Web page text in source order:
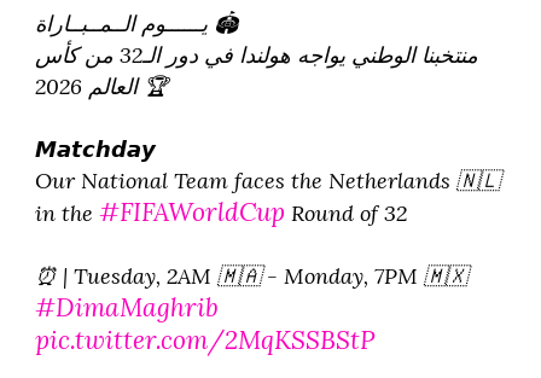
يــــــوم الــمــبــاراة 🏟️
منتخبنا الوطني يواجه هولندا في دور الـ32 من كأس
العالم 2026 🏆
𝙈𝙖𝙩𝙘𝙝𝙙𝙖𝙮
Our National Team faces the Netherlands 🇳🇱
in the #FIFAWorldCup Round of 32
⏰ | Tuesday, 2AM 🇲🇦 - Monday, 7PM 🇲🇽
#DimaMaghrib
pic.twitter.com/2MqKSSBStP